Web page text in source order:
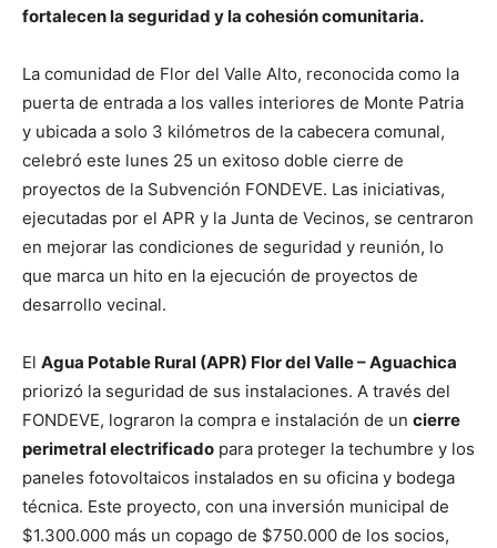
fortalecen la seguridad y la cohesión comunitaria.
La comunidad de Flor del Valle Alto, reconocida como la
puerta de entrada a los valles interiores de Monte Patria
y ubicada a solo 3 kilómetros de la cabecera comunal,
celebró este lunes 25 un exitoso doble cierre de
proyectos de la Subvención FONDEVE. Las iniciativas,
ejecutadas por el APR y la Junta de Vecinos, se centraron
en mejorar las condiciones de seguridad y reunión, lo
que marca un hito en la ejecución de proyectos de
desarrollo vecinal.
El Agua Potable Rural (APR) Flor del Valle – Aguachica
priorizó la seguridad de sus instalaciones. A través del
FONDEVE, lograron la compra e instalación de un cierre
perimetral electrificado para proteger la techumbre y los
paneles fotovoltaicos instalados en su oficina y bodega
técnica. Este proyecto, con una inversión municipal de
$1.300.000 más un copago de $750.000 de los socios,